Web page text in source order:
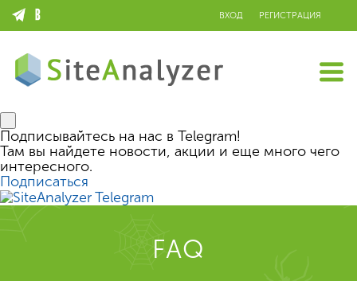
ВХОД РЕГИСТРАЦИЯ
Подписывайтесь на нас в Telegram!
Там вы найдете новости, акции и еще много чего
интересного.
Подписаться
FAQ